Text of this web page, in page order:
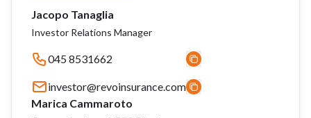
Jacopo Tanaglia
Investor Relations Manager
045 8531662
investor@revoinsurance.com
Marica Cammaroto